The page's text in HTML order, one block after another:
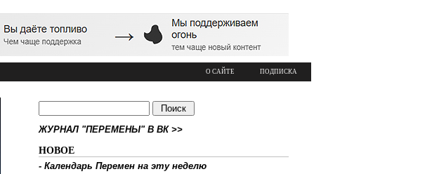
О САЙТЕ ПОДПИСКА
ЖУРНАЛ "ПЕРЕМЕНЫ" В ВК >>
НОВОЕ
- Календарь Перемен на эту неделю